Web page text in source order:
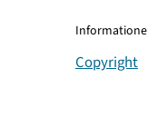
Copyright